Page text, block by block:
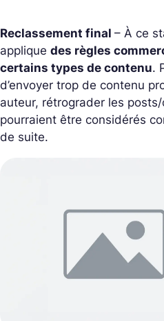
Reclassement final – À ce
applique des règles
certains types de contenu.
d’envoyer trop de contenu
auteur, rétrograder les
pourraient être considérés
de suite.